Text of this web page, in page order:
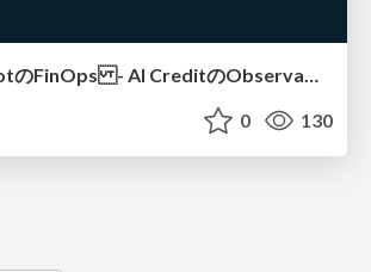
GitHub CopilotのFinOps - AI CreditのObservabilityと価値を生むためのエージェント設計
0 130